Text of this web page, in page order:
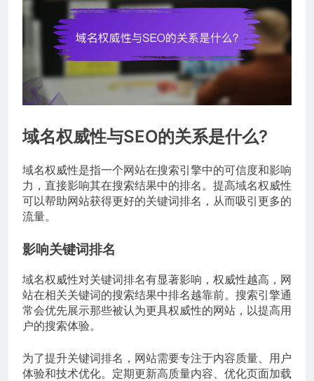
域名权威性与SEO的关系是什么?
域名权威性是指一个网站在搜索引擎中的可信度和影响
力，直接影响其在搜索结果中的排名。提高域名权威性
可以帮助网站获得更好的关键词排名，从而吸引更多的
流量。
影响关键词排名
域名权威性对关键词排名有显著影响，权威性越高，网
站在相关关键词的搜索结果中排名越靠前。搜索引擎通
常会优先展示那些被认为更具权威性的网站，以提高用
户的搜索体验。
为了提升关键词排名，网站需要专注于内容质量、用户
体验和技术优化。定期更新高质量内容、优化页面加载